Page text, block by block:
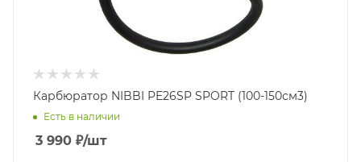
Карбюратор NIBBI PE26SP SPORT (100-150см3)
Есть в наличии
3 990 ₽/шт